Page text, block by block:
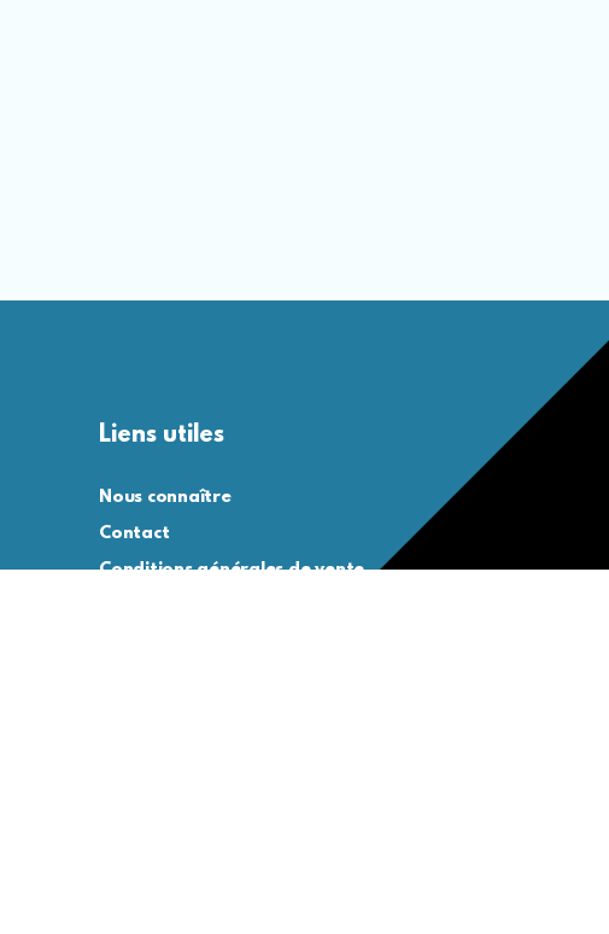
Liens utiles
Nous connaître
Contact
Conditions générales de vente